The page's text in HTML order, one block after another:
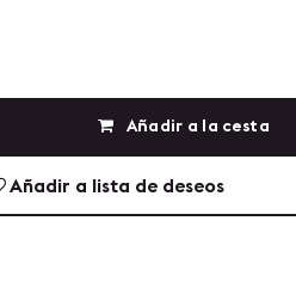
Añadir a la cesta
Añadir a lista de deseos